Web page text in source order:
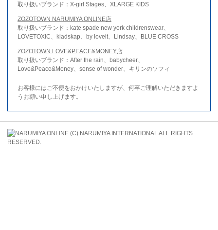
取り扱いブランド：X-girl Stages、XLARGE KIDS
ZOZOTOWN NARUMIYA ONLINE店
取り扱いブランド：kate spade new york childrenswear、
LOVETOXIC、kladskap、by loveit、Lindsay、BLUE CROSS
ZOZOTOWN LOVE&PEACE&MONEY店
取り扱いブランド：After the rain、babycheer、
Love&Peace&Money、sense of wonder、キリンのソフィ
お客様にはご不便をおかけいたしますが、何卒ご理解いただきますよ
うお願い申し上げます。